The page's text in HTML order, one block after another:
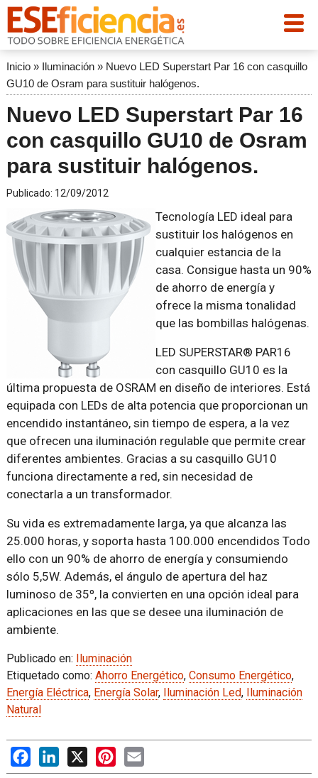
Inicio» Iluminación» Nuevo LED Superstart Par 16 con casquillo
GU10 de Osram para sustituir halógenos.
Nuevo LED Superstart Par 16
con casquillo GU10 de Osram
para sustituir halógenos.
Publicado: 12/09/2012
Tecnología LED ideal para
sustituir los halógenos en
cualquier estancia de la
casa. Consigue hasta un 90%
de ahorro de energía y
ofrece la misma tonalidad
que las bombillas halógenas.
LED SUPERSTAR® PAR16
con casquillo GU10 es la
última propuesta de OSRAM en diseño de interiores. Está
equipada con LEDs de alta potencia que proporcionan un
encendido instantáneo, sin tiempo de espera, a la vez
que ofrecen una iluminación regulable que permite crear
diferentes ambientes. Gracias a su casquillo GU10
funciona directamente a red, sin necesidad de
conectarla a un transformador.
Su vida es extremadamente larga, ya que alcanza las
25.000 horas, y soporta hasta 100.000 encendidos Todo
ello con un 90% de ahorro de energía y consumiendo
sólo 5,5W. Además, el ángulo de apertura del haz
luminoso de 35º, la convierten en una opción ideal para
aplicaciones en las que se desee una iluminación de
ambiente.
Publicado en: Iluminación
Etiquetado como: Ahorro Energético, Consumo Energético,
Energía Eléctrica, Energía Solar, Iluminación Led, Iluminación
Natural
FacebookLinkedIn
X PinterestEmail